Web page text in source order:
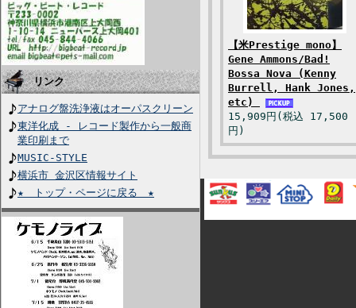
リンク
アナログ盤洗浄液はオーパスクリーン
東洋化成 - レコード製作から一般商
業印刷まで
MUSIC-STYLE
横浜市 金沢区情報サイト
★ トップ・ページに戻る ★
【米Prestige mono】
Gene Ammons/Bad!
Bossa Nova (Kenny
Burrell, Hank Jones,
etc)
15,909円(税込 17,500
円)